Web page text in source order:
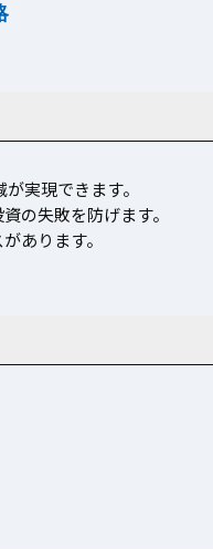
実現できます。
の失敗を防げます。
あります。